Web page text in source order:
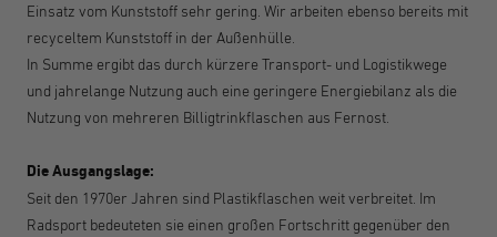
Einsatz vom Kunststoff sehr gering. Wir arbeiten ebenso bereits mit
recyceltem Kunststoff in der Außenhülle.
In Summe ergibt das durch kürzere Transport- und Logistikwege
und jahrelange Nutzung auch eine geringere Energiebilanz als die
Nutzung von mehreren Billigtrinkflaschen aus Fernost.
Die Ausgangslage:
Seit den 1970er Jahren sind Plastikflaschen weit verbreitet. Im
Radsport bedeuteten sie einen großen Fortschritt gegenüber den